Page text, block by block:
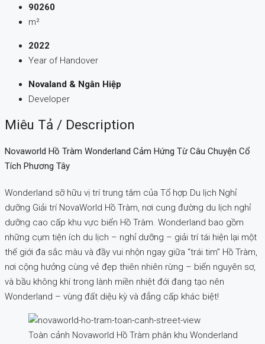
90260
m²
2022
Year of Handover
Novaland & Ngân Hiệp
Developer
Miêu Tả / Description
Novaworld Hồ Tràm Wonderland Cảm Hứng Từ Câu Chuyện Cổ
Tích Phương Tây
Wonderland sỡ hữu vị trí trung tâm của Tổ hợp Du lịch Nghỉ
dưỡng Giải trí NovaWorld Hồ Tràm, nơi cung đường du lịch nghỉ
dưỡng cao cấp khu vực biển Hồ Tràm. Wonderland bao gồm
những cụm tiện ích du lịch – nghỉ dưỡng – giải trí tái hiện lại một
thế giới đa sắc màu và đầy vui nhộn ngay giữa “trái tim” Hồ Tràm,
nơi cộng hưởng cùng vẻ đẹp thiên nhiên rừng – biển nguyên sơ,
và bầu không khí trong lành miền nhiệt đới đang tạo nên
Wonderland – vùng đất diệu kỳ và đẳng cấp khác biệt!
Toàn cảnh Novaworld Hồ Tràm phân khu Wonderland